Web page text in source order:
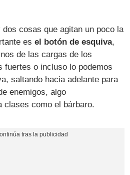
cosas que agitan un poco la
esel botón de esquiva,
de las cargas de los
fuertes o incluso lo podemos
saltando hacia adelante para
enemigos, algo
clases como el bárbaro.